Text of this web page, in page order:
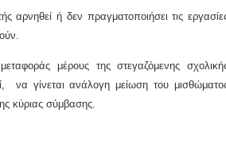
αρνηθεί ή δεν πραγματοποιήσει τις
μέρους της στεγαζόμενης
να γίνεται ανάλογη μείωση του
κύριας σύμβασης.